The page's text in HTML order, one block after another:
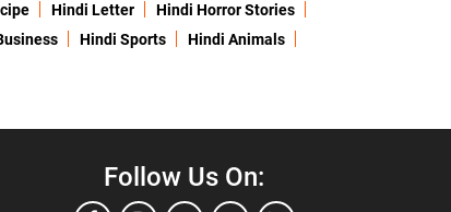
Hindi Letter
Hindi Horror Stories
Hindi Sports
Hindi Animals
Follow Us On: